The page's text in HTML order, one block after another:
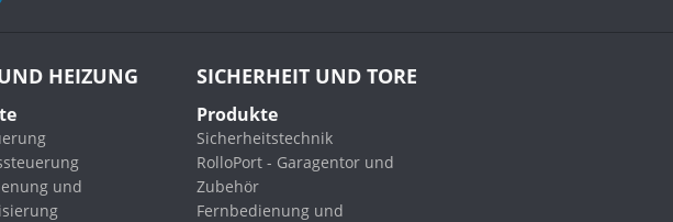
HEIZUNG
und
SICHERHEIT UND TORE
Produkte
Sicherheitstechnik
RolloPort - Garagentor und
Zubehör
Fernbedienung und